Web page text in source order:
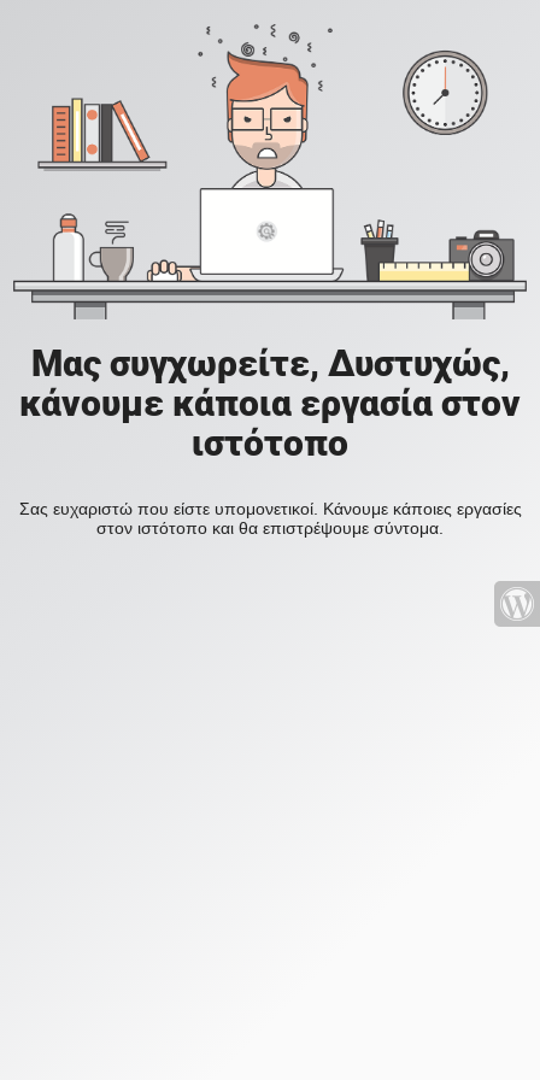
Μας συγχωρείτε, Δυστυχώς,
κάνουμε κάποια εργασία στον
ιστότοπο
Σας ευχαριστώ που είστε υπομονετικοί. Κάνουμε κάποιες εργασίες
στον ιστότοπο και θα επιστρέψουμε σύντομα.